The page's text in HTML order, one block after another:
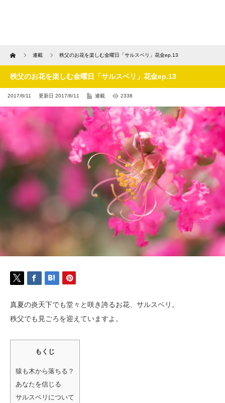
Home 連載 秩父のお花を楽しむ金曜日「サルスベリ」花金ep.13
秩父のお花を楽しむ金曜日「サルスベリ」花金ep.13
2017/8/11 更新日 2017/8/11 連載 2338
真夏の炎天下でも堂々と咲き誇るお花、サルスベリ。
秩父でも見ごろを迎えていますよ。
もくじ
猿も木から落ちる？
あなたを信じる
サルスベリについて